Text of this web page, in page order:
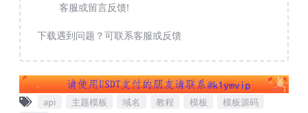
客服或留言反馈!
下载遇到问题？可联系客服或反馈
api 主题模板 域名 教程 模板
模板源码